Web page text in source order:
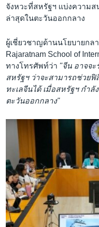
จังหวะที่สหรัฐฯ แบ่งความส
ล่าสุดในตะวันออกกลาง
ผู้เชี่ยวชาญด้านนโยบายกล
Rajaratnam School of
ทางโทรศัพท์ว่า "จีน อาจจ
สหรัฐฯ ว่าจะสามารถช่วย
ทะเลจีนได้ เมื่อสหรัฐฯ กำ
ตะวันออกกลาง"